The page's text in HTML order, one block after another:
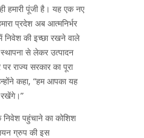
हमारी पूंजी है। यह एक नए
प्रदेश अब आत्मनिर्भर
निवेश की इच्छा रखने वाले
स्थापना से लेकर उत्पादन
राज्य सरकार का पूरा
कहा, “हम आपका यह
रखेंगे।”
पहुंचाने का कोशिश
ग्रुप की इस